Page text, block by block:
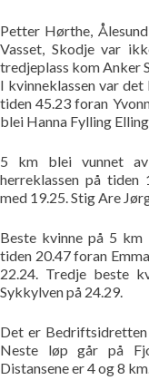
Petter Hørthe,
Vasset, Skodje var
tredjeplass kom Anker
I kvinneklassen var
tiden 45.23 foran
blei Hanna Fylling
5 km blei vunnet
herreklassen på tiden
med 19.25. Stig Are
Beste kvinne på 5 km
tiden 20.47 foran
22.24. Tredje beste
Sykkylven på 24.29.
Det er Bedriftsidretten
Neste løp går på
Distansene er 4 og 8